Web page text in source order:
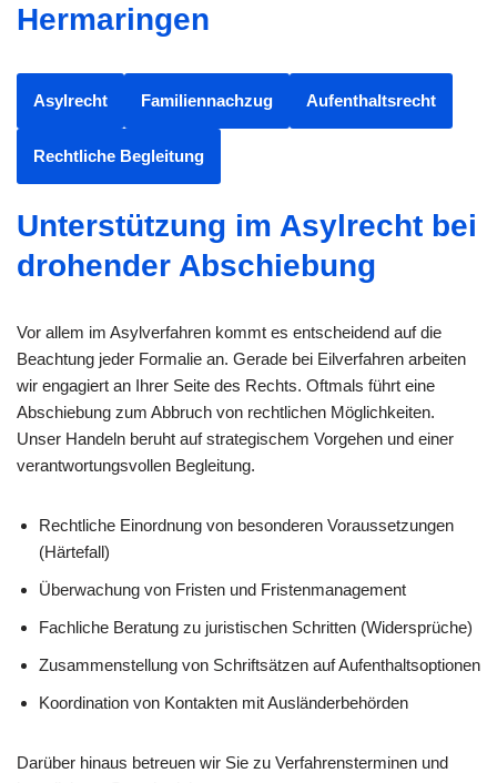
Hermaringen
Asylrecht Familiennachzug Aufenthaltsrecht
Rechtliche Begleitung
Unterstützung im Asylrecht bei
drohender Abschiebung
Vor allem im Asylverfahren kommt es entscheidend auf die
Beachtung jeder Formalie an. Gerade bei Eilverfahren arbeiten
wir engagiert an Ihrer Seite des Rechts. Oftmals führt eine
Abschiebung zum Abbruch von rechtlichen Möglichkeiten.
Unser Handeln beruht auf strategischem Vorgehen und einer
verantwortungsvollen Begleitung.
Rechtliche Einordnung von besonderen Voraussetzungen
(Härtefall)
Überwachung von Fristen und Fristenmanagement
Fachliche Beratung zu juristischen Schritten (Widersprüche)
Zusammenstellung von Schriftsätzen auf Aufenthaltsoptionen
Koordination von Kontakten mit Ausländerbehörden
Darüber hinaus betreuen wir Sie zu Verfahrensterminen und